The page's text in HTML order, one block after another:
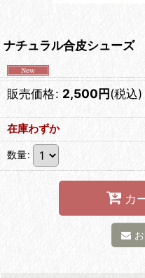
ナチュラル合皮シューズ
販売価格: 2,500円(税込)
在庫わずか
数量:
カ